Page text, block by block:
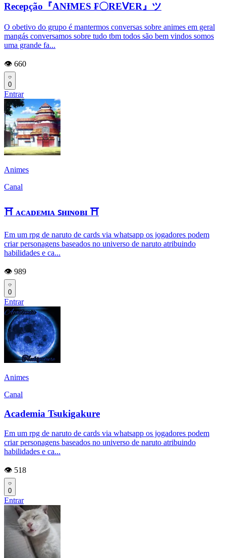
Recepção『ANƗMES ₣〇REⅤER』ツ
O obetivo do grupo é mantermos conversas sobre animes em geral
mangás conversamos sobre tudo tbm todos são bem vindos somos
uma grande fa...
👁️ 660
0
Entrar
Animes
Canal
⛩️ ᴀᴄᴀᴅᴇᴍɪᴀ ꜱʜɪɴᴏʙɪ ⛩️
Em um rpg de naruto de cards via whatsapp os jogadores podem
criar personagens baseados no universo de naruto atribuindo
habilidades e ca...
👁️ 989
0
Entrar
Animes
Canal
Academia Tsukigakure
Em um rpg de naruto de cards via whatsapp os jogadores podem
criar personagens baseados no universo de naruto atribuindo
habilidades e ca...
👁️ 518
0
Entrar